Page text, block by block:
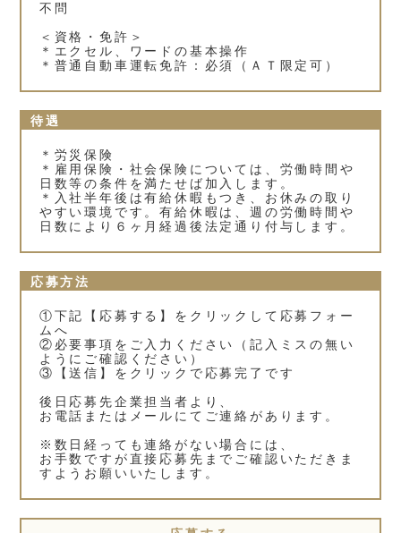
不問
＜資格・免許＞
＊エクセル、ワードの基本操作
＊普通自動車運転免許：必須（ＡＴ限定可）
待遇
＊労災保険
＊雇用保険・社会保険については、労働時間や
日数等の条件を満たせば加入します。
＊入社半年後は有給休暇もつき、お休みの取り
やすい環境です。有給休暇は、週の労働時間や
日数により６ヶ月経過後法定通り付与します。
応募方法
①下記【応募する】をクリックして応募フォー
ムへ
②必要事項をご入力ください（記入ミスの無い
ようにご確認ください）
③【送信】をクリックで応募完了です
後日応募先企業担当者より、
お電話またはメールにてご連絡があります。
※数日経っても連絡がない場合には、
お手数ですが直接応募先までご確認いただきま
すようお願いいたします。